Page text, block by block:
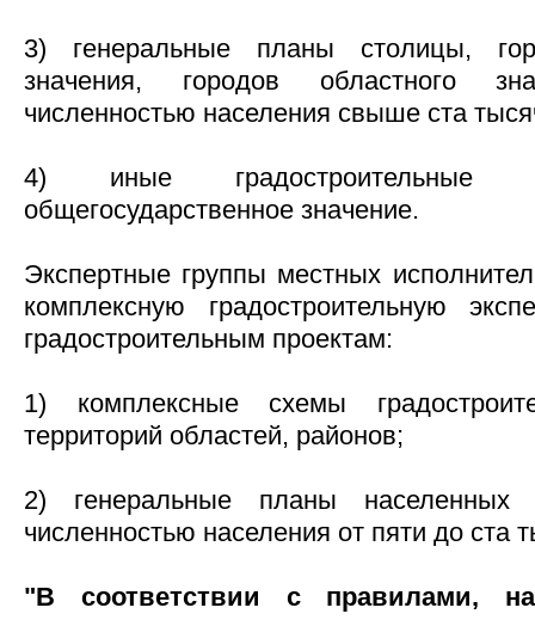
3) генеральные планы столицы,
значения, городов областного
численностью населения свыше ста
4) иные градостроительные
общегосударственное значение.
Экспертные группы местных
комплексную градостроительную
градостроительным проектам:
1) комплексные схемы
территорий областей, районов;
2) генеральные планы населенных
численностью населения от пяти до ста
"В соответствии с правилами,